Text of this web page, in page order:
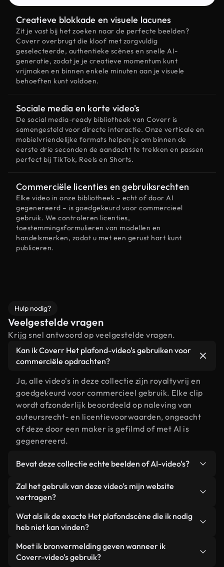
Creatieve blokkade en visuele lacunes
Zit je vast bij het zoeken naar de perfecte beelden?
Coverr overbrugt die kloof met zorgvuldig
geselecteerde, authentieke scènes en snelle AI-
generatie, zodat je je creatieve momentum kunt
vrijmaken en binnen enkele minuten aan je visuele
behoeften kunt voldoen.
Sociale media en korte video's
De social media-ready bibliotheek van Coverr is
samengesteld voor directe interactie. Onze verticale en
mobielvriendelijke formats helpen je om binnen de
eerste drie seconden de aandacht te trekken en passen
perfect bij TikTok, Reels en Shorts.
Commerciële licenties en gebruiksrechten
Elke video in onze bibliotheek – echt of door AI
gegenereerd – is goedgekeurd voor commercieel
gebruik. We controleren licenties,
toestemmingsformulieren van modellen en
handelsmerken, zodat u met een gerust hart kunt
publiceren.
Hulp nodig?
Veelgestelde vragen
Krijg snel antwoord op veelgestelde vragen.
Kan ik Coverr Het plafond-video's gebruiken voor
commerciële opdrachten?
Ja, alle video's in deze collectie zijn royaltyvrij en
goedgekeurd voor commercieel gebruik. Elke clip
wordt afzonderlijk beoordeeld op naleving van
auteursrecht- en licentievoorwaarden, ongeacht
of deze door een maker is gefilmd of met AI is
gegenereerd.
Bevat deze collectie echte beelden of AI-video's?
Beide. Dit is een hybride bibliotheek die bestaat
uit echte, door mensen gefilmde beelden van Het
video's. Elke video is duidelijk gelabeld, zodat je
altijd weet wat je gebruikt.
Zal het gebruik van deze video's mijn website
vertragen?
Niet als u voor onze geoptimaliseerde versies
kiest. Wij bieden lichtgewicht, webklare formaten
achtergrond. Zo blijft de kwaliteit hoog, worden de
laadtijden geminimaliseerd en worden
Wat als ik de exacte Het plafondscène die ik nodig
heb niet kan vinden?
Met Coverr AI Studio maak je direct een video.
Beschrijf de scène – bijvoorbeeld "Het plafond bij
Moet ik bronvermelding geven wanneer ik
Coverr-video's gebruik?